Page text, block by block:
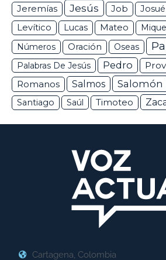
Jeremías Jesús Job Josué
Levítico
Lucas Mateo
Números Oración Oseas
Palabras De Jesús Pedro
Romanos Salmos Salomón
Santiago
Saúl Timoteo
Cartagena, Colombia